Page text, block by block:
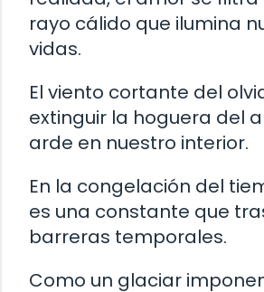
rayo cálido que ilumina
vidas.
El viento cortante del
extinguir la hoguera del
arde en nuestro interior.
En la congelación del
es una constante que
barreras temporales.
Como un glaciar